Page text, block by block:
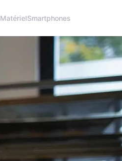
MatérielSmartphones